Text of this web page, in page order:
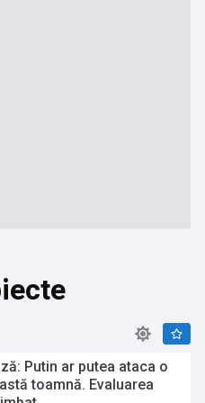
Putin ar putea ataca o
toamnă. Evaluarea